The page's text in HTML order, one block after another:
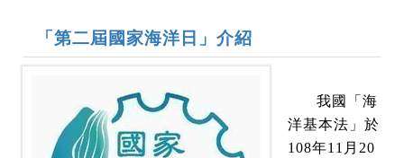
「第二屆國家海洋日」介紹
我國「海
洋基本法」於
108年11月20